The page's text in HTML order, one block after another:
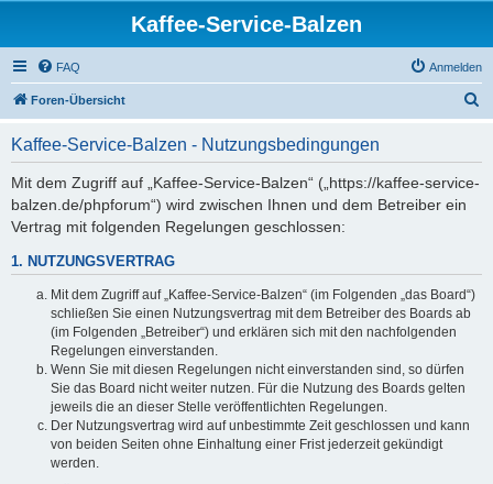
Kaffee-Service-Balzen
FAQ Anmelden
Foren-Übersicht
Kaffee-Service-Balzen - Nutzungsbedingungen
Mit dem Zugriff auf „Kaffee-Service-Balzen“ („https://kaffee-service-
balzen.de/phpforum“) wird zwischen Ihnen und dem Betreiber ein
Vertrag mit folgenden Regelungen geschlossen:
1. NUTZUNGSVERTRAG
Mit dem Zugriff auf „Kaffee-Service-Balzen“ (im Folgenden „das Board“)
schließen Sie einen Nutzungsvertrag mit dem Betreiber des Boards ab
(im Folgenden „Betreiber“) und erklären sich mit den nachfolgenden
Regelungen einverstanden.
Wenn Sie mit diesen Regelungen nicht einverstanden sind, so dürfen
Sie das Board nicht weiter nutzen. Für die Nutzung des Boards gelten
jeweils die an dieser Stelle veröffentlichten Regelungen.
Der Nutzungsvertrag wird auf unbestimmte Zeit geschlossen und kann
von beiden Seiten ohne Einhaltung einer Frist jederzeit gekündigt
werden.